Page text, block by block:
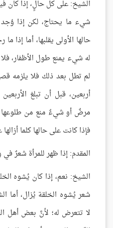
الشيخ: على كل حالٍ، إذا كان
شيء ما يحتاج، لكن إذا
حالها الأولى يقلبها، أما
له شيء يمنع طول الأظفار،
لم تطل بعد ذلك فلا يلزمه
أربعين، قبل أن تبلغ
مرضٌ أو شيءٌ منع من طلوعها
فإذا كانت على حالها كلما
المقدم: إذا ظهر للمرأة شعرٌ
الشيخ: نعم، إذا كان يُشوه
شعر يُشوه الخلقة يُزال، أما
لا تتعرض له؛ لأنَّ بعض أهل